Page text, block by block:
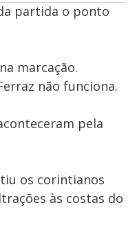
partida o ponto
marcação.
não funciona.
pela
os corintianos
às costas do